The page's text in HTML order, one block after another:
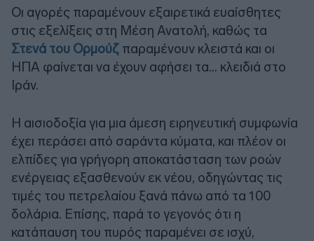
Οι αγορές παραμένουν εξαιρετικά ευαίσθητες
στις εξελίξεις στη Μέση Ανατολή, καθώς τα
Στενά του Ορμούζ παραμένουν κλειστά και οι
ΗΠΑ φαίνεται να έχουν αφήσει τα… κλειδιά στο
Ιράν.
Η αισιοδοξία για μια άμεση ειρηνευτική συμφωνία
έχει περάσει από σαράντα κύματα, και πλέον οι
ελπίδες για γρήγορη αποκατάσταση των ροών
ενέργειας εξασθενούν εκ νέου, οδηγώντας τις
τιμές του πετρελαίου ξανά πάνω από τα 100
δολάρια. Επίσης, παρά το γεγονός ότι η
κατάπαυση του πυρός παραμένει σε ισχύ,